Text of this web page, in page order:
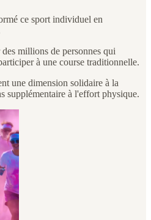
ce sport individuel en
millions de personnes qui
à une course traditionnelle.
une dimension solidaire à la
supplémentaire à l'effort physique.